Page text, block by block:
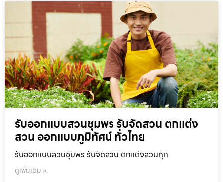
รับออกแบบสวนชุมพร รับจัดสวน ตกแต่ง
สวน ออกแบบภูมิทัศน์ ทั่วไทย
รับออกแบบสวนชุมพร รับจัดสวน ตกแต่งสวนทุก
ดูเพิ่มเติม »